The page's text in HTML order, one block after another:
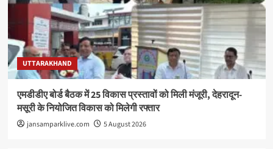
UTTARAKHAND
एमडीडीए बोर्ड बैठक में 25 विकास प्रस्तावों को मिली मंजूरी, देहरादून-
मसूरी के नियोजित विकास को मिलेगी रफ्तार
jansamparklive.com 5 August 2026